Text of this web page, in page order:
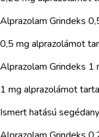
Alprazolam Grindeks
0,5 mg alprazolámot
Alprazolam Grindeks 1
1 mg alprazolámot
Ismert hatású